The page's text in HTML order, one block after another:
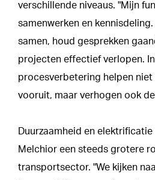
verschillende niveaus. "Mijn
samenwerken en
samen, houd gesprekken
projecten effectief verlopen.
procesverbetering helpen niet
vooruit, maar verhogen ook
Duurzaamheid en
Melchior een steeds grotere
transportsector. "We kijken